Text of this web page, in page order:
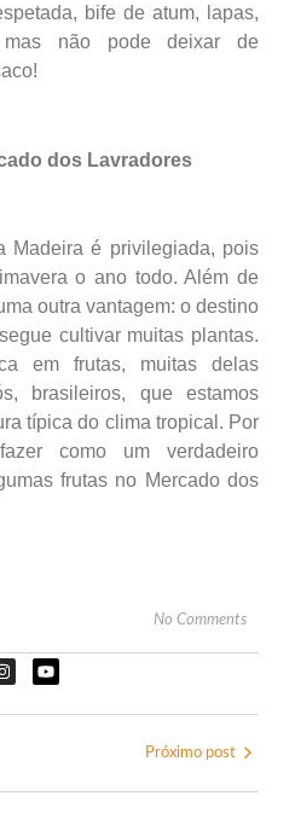
bife de atum, lapas,
mas não pode deixar de
dos Lavradores
Madeira é privilegiada, pois
o ano todo. Além de
outra vantagem: o destino
cultivar muitas plantas.
em frutas, muitas delas
brasileiros, que estamos
típica do clima tropical. Por
como um verdadeiro
frutas no Mercado dos
No Comments
Próximo post